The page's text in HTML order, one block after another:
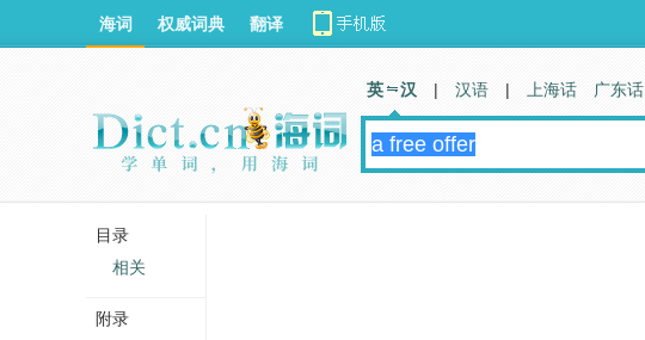
海词 权威词典 翻译
英 汉 | 汉语 | 上海话 广东话
目录
相关
附录